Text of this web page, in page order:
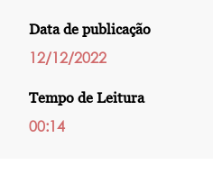
Data de publicação
12/12/2022
Tempo de Leitura
00:14